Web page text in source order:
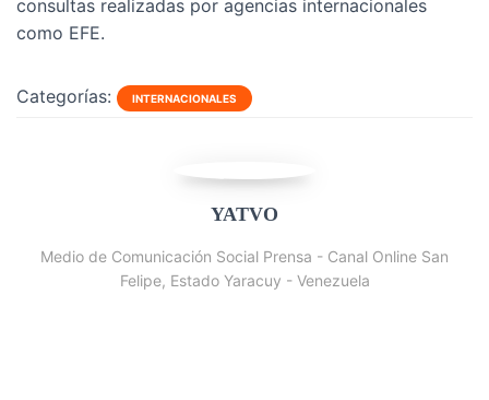
consultas realizadas por agencias internacionales
como EFE.
Categorías: INTERNACIONALES
YATVO
Medio de Comunicación Social Prensa - Canal Online San
Felipe, Estado Yaracuy - Venezuela